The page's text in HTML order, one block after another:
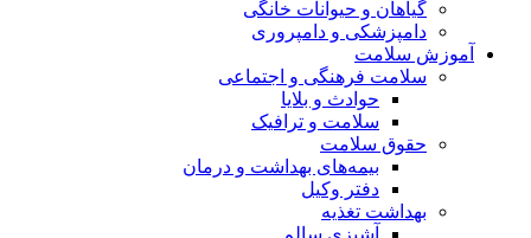
گیاهان و حیوانات خانگی
دامپزشکی و دامپروری
آموزش سلامت
سلامت فرهنگی و اجتماعی
حوادث و بلایا
سلامت و ترافیک
حقوق سلامت
بیمه‌های بهداشت و درمان
دفتر وکیل
بهداشت تغذیه